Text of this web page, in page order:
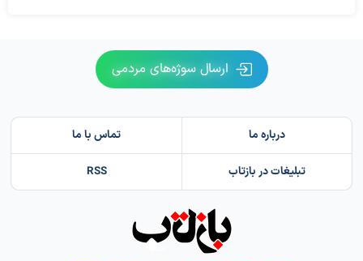
ارسال سوژه‌های مردمی
درباره ما تماس با ما
تبلیغات در بازتاب RSS